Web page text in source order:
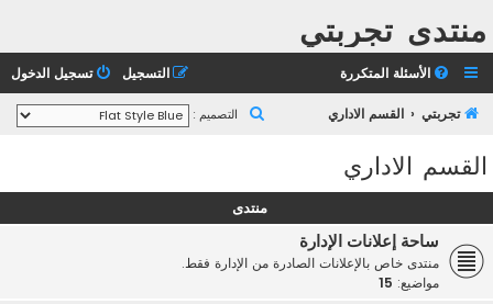
منتدى تجربتي
الأسئلة المتكررة تسجيل الدخول التسجيل
تجربتي القسم الاداري التصميم :
القسم الاداري
منتدى
ساحة إعلانات الإدارة
منتدى خاص بالإعلانات الصادرة من الإدارة فقط.
مواضيع: 15